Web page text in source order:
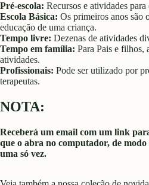
Pré-escola: Recursos e atividades para
Escola Básica: Os primeiros anos são
educação de uma criança.
Tempo livre: Dezenas de atividades
Tempo em família: Para Pais e filhos,
atividades.
Profissionais: Pode ser utilizado por
terapeutas.
NOTA:
Receberá um email com um link
que o abra no computador, de
uma só vez.